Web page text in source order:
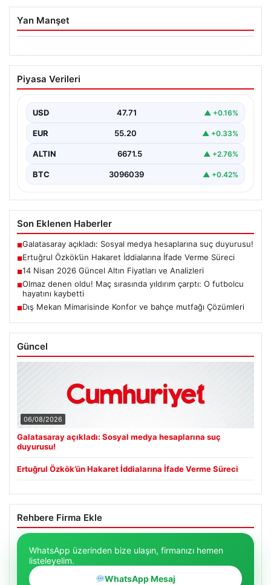
Yan Manşet
06.08.2026
Ertuğrul Özkök’ün Hakaret İddialarına
İfade Verme Süreci
Cumhurbaşkanına hakaret iddialarıyla yürütülen
soruşturma kapsamında İstanbul Adalet…
Piyasa Verileri
USD 47.71 ▲ +0.16%
EUR 55.20 ▲ +0.33%
ALTIN 6671.5 ▲ +2.76%
BTC 3096039 ▲ +0.42%
Son Eklenen Haberler
■Galatasaray açıkladı: Sosyal medya hesaplarına suç duyurusu!
■Ertuğrul Özkök’ün Hakaret İddialarına İfade Verme Süreci
■14 Nisan 2026 Güncel Altın Fiyatları ve Analizleri
■Olmaz denen oldu! Maç sırasında yıldırım çarptı: O futbolcu
hayatını kaybetti
■Dış Mekan Mimarisinde Konfor ve bahçe mutfağı Çözümleri
Güncel
06/08/2026
Galatasaray açıkladı: Sosyal medya hesaplarına suç
duyurusu!
Ertuğrul Özkök’ün Hakaret İddialarına İfade Verme Süreci
Rehbere Firma Ekle
WhatsApp üzerinden bize ulaşın, firmanızı hemen
listeleyelim.
WhatsApp Mesaj